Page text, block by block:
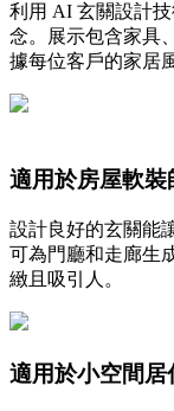
利用 AI 玄關設計
念。展示包含家具
據每位客戶的家居
適用於房屋軟裝
設計良好的玄關能
可為門廳和走廊生
緻且吸引人。
適用於小空間居